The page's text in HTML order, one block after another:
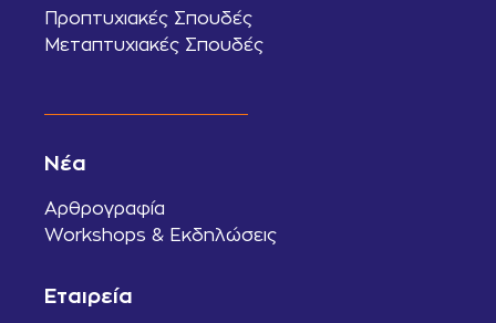
Προπτυχιακές Σπουδές
Μεταπτυχιακές Σπουδές
Νέα
Αρθρογραφία
Workshops & Εκδηλώσεις
Εταιρεία